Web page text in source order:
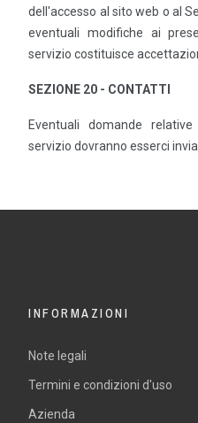
dell'accesso al sito web o al
eventuali modifiche ai
servizio costituisce
SEZIONE 20 - CONTATTI
Eventuali domande
servizio dovranno esserci
INFORMAZIONI
Note legali
Termini e condizioni d'uso
Azienda